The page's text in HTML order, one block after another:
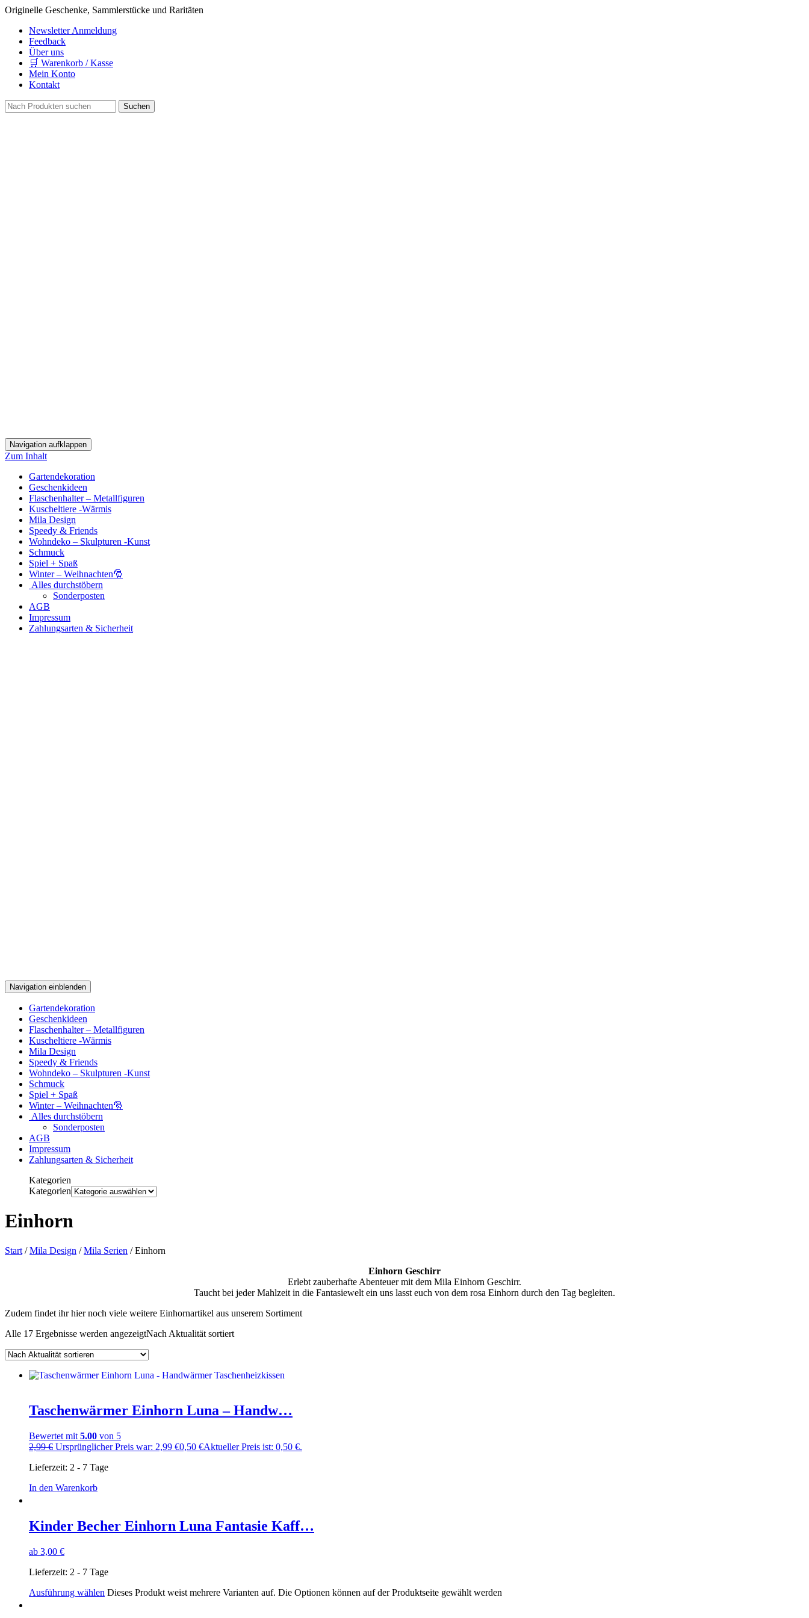
Originelle Geschenke, Sammlerstücke und Raritäten
Newsletter Anmeldung
Feedback
Über uns
🛒 Warenkorb / Kasse
Mein Konto
Kontakt
Navigation aufklappen
Zum Inhalt
Gartendekoration
Geschenkideen
Flaschenhalter – Metallfiguren
Kuscheltiere -Wärmis
Mila Design
Speedy & Friends
Wohndeko – Skulpturen -Kunst
Schmuck
Spiel + Spaß
Winter – Weihnachten🎅
Alles durchstöbern
Sonderposten
AGB
Impressum
Zahlungsarten & Sicherheit
Navigation einblenden
Gartendekoration
Geschenkideen
Flaschenhalter – Metallfiguren
Kuscheltiere -Wärmis
Mila Design
Speedy & Friends
Wohndeko – Skulpturen -Kunst
Schmuck
Spiel + Spaß
Winter – Weihnachten🎅
Alles durchstöbern
Sonderposten
AGB
Impressum
Zahlungsarten & Sicherheit
Kategorien
Kategorien
Einhorn
Start /Mila Design /Mila Serien / Einhorn
Einhorn Geschirr
Erlebt zauberhafte Abenteuer mit dem Mila Einhorn Geschirr.
Taucht bei jeder Mahlzeit in die Fantasiewelt ein uns lasst euch von dem rosa Einhorn durch den Tag begleiten.
Zudem findet ihr hier noch viele weitere Einhornartikel aus unserem Sortiment
Alle 17 Ergebnisse werden angezeigtNach Aktualität sortiert
Taschenwärmer Einhorn Luna – Handw…
Bewertet mit 5.00 von 5
2,99€ Ursprünglicher Preis war: 2,99 €0,50 €Aktueller Preis ist: 0,50 €.
Lieferzeit: 2 - 7 Tage
In den Warenkorb
Kinder Becher Einhorn Luna Fantasie Kaff…
ab 3,00 €
Lieferzeit: 2 - 7 Tage
Ausführung wählen Dieses Produkt weist mehrere Varianten auf. Die Optionen können auf der Produktseite gewählt werden